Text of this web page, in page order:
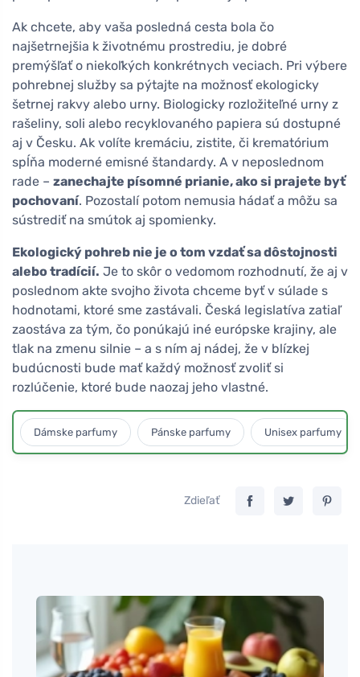
Ak chcete, aby vaša posledná cesta bola čo
najšetrnejšia k životnému prostrediu, je dobré
premýšľať o niekoľkých konkrétnych veciach. Pri výbere
pohrebnej služby sa pýtajte na možnosť ekologicky
šetrnej rakvy alebo urny. Biologicky rozložiteľné urny z
rašeliny, soli alebo recyklovaného papiera sú dostupné
aj v Česku. Ak volíte kremáciu, zistite, či krematórium
spĺňa moderné emisné štandardy. A v neposlednom
rade – zanechajte písomné prianie, ako si prajete byť
pochovaní. Pozostalí potom nemusia hádať a môžu sa
sústrediť na smútok aj spomienky.
Ekologický pohreb nie je o tom vzdať sa dôstojnosti
alebo tradícií. Je to skôr o vedomom rozhodnutí, že aj v
poslednom akte svojho života chceme byť v súlade s
hodnotami, ktoré sme zastávali. Česká legislatíva zatiaľ
zaostáva za tým, čo ponúkajú iné európske krajiny, ale
tlak na zmenu silnie – a s ním aj nádej, že v blízkej
budúcnosti bude mať každý možnosť zvoliť si
rozlúčenie, ktoré bude naozaj jeho vlastné.
Dámske parfumy Pánske parfumy Unisex parfumy
Zdieľať